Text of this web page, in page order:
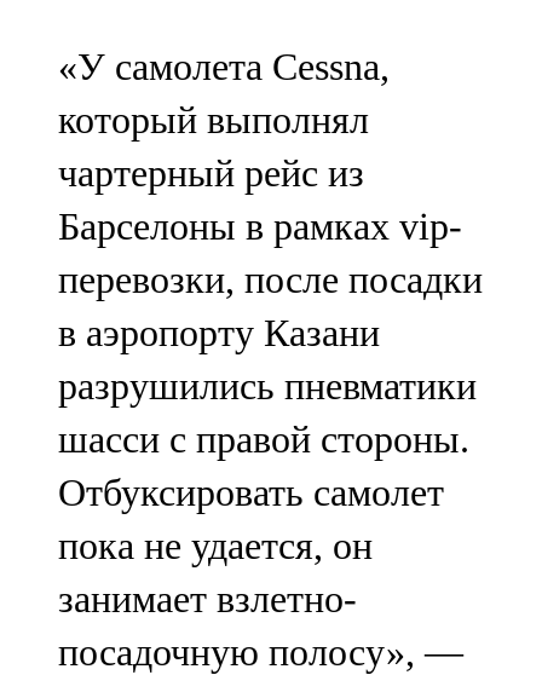
103,0 FM
Чүпрәле
91,0 FM
Шәмәрдән
102,3 FM
Яңа чишмә
107,0 FM
Яр Чаллы
105,5 FM
«У самолета Cessna,
который выполнял
чартерный рейс из
Барселоны в рамках vip-
перевозки, после посадки
в аэропорту Казани
разрушились пневматики
шасси с правой стороны.
Отбуксировать самолет
пока не удается, он
занимает взлетно-
посадочную полосу», —